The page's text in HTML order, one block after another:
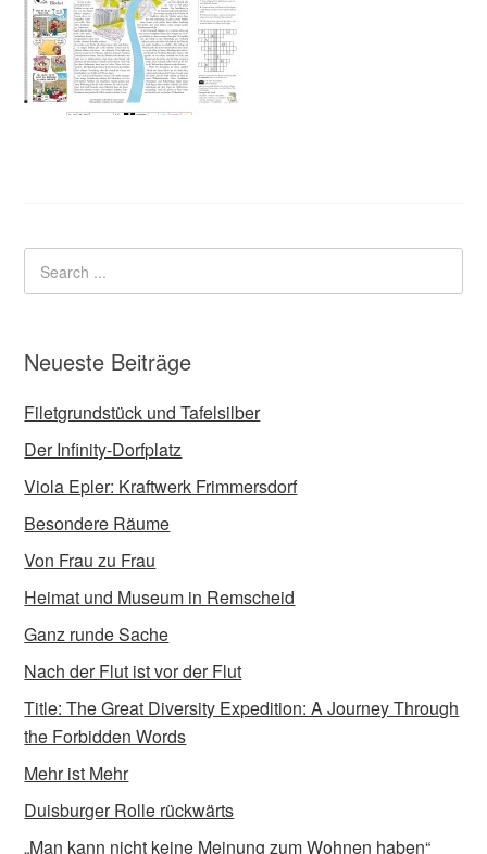
Neueste Beiträge
Filetgrundstück und Tafelsilber
Der Infinity-Dorfplatz
Viola Epler: Kraftwerk Frimmersdorf
Besondere Räume
Von Frau zu Frau
Heimat und Museum in Remscheid
Ganz runde Sache
Nach der Flut ist vor der Flut
Title: The Great Diversity Expedition: A Journey Through
the Forbidden Words
Mehr ist Mehr
Duisburger Rolle rückwärts
„Man kann nicht keine Meinung zum Wohnen haben“